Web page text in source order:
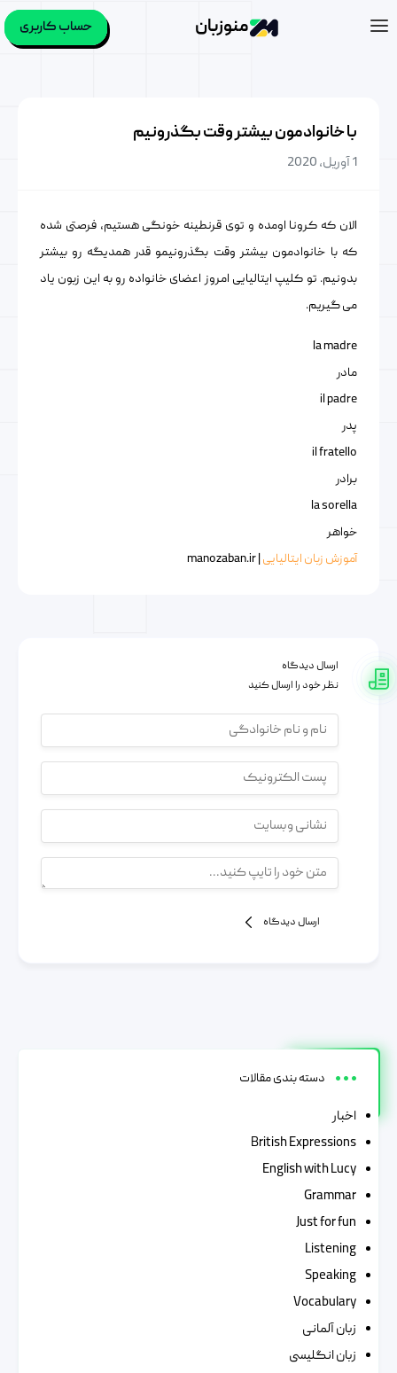
منوزبان حساب کاربری
با خانوادمون بیشتر وقت بگذرونیم
1 آوریل, 2020
الان که کرونا اومده و توی قرنطینه خونگی هستیم، فرصتی شده
که با خانوادمون بیشتر وقت بگذرونیمو قدر همدیگه رو بیشتر
بدونیم. تو کلیپ ایتالیایی امروز اعضای خانواده رو به این زبون یاد
می گیریم.
la madre
مادر
il padre
پدر
il fratello
برادر
la sorella
خواهر
آموزش زبان ایتالیایی
ارسال دیدگاه
نظر خود را ارسال کنید
ارسال دیدگاه
دسته بندی مقالات
اخبار
British Expressions
English with Lucy
Grammar
Just for fun
Listening
Speaking
Vocabulary
زبان آلمانی
زبان انگلیسی